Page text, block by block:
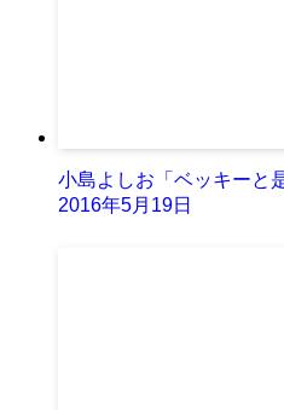
小島よしお「ベッキーと
2016年5月19日